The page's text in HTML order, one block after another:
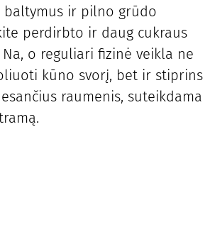
baltymus ir pilno grūdo
perdirbto ir daug cukraus
o reguliari fizinė veikla ne
kūno svorį, bet ir stiprins
raumenis, suteikdama